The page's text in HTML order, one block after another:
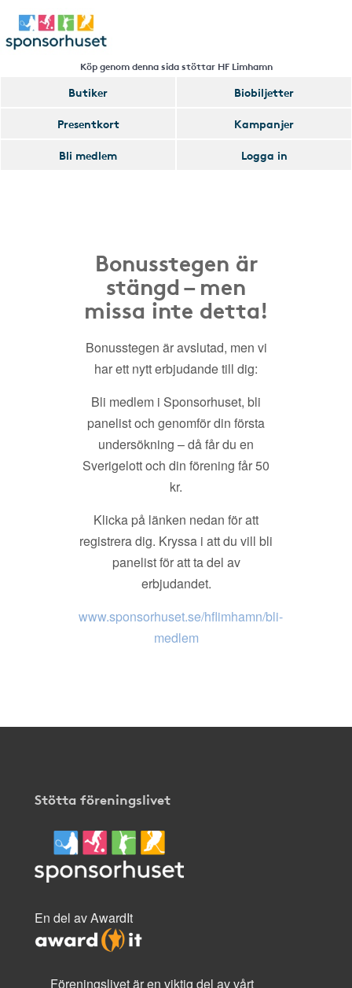
Köp genom denna sida stöttar HF Limhamn
Butiker
Biobiljetter
Presentkort
Kampanjer
Bli medlem
Logga in
Bonusstegen är
stängd – men
missa inte detta!
Bonusstegen är avslutad, men vi
har ett nytt erbjudande till dig:
Bli medlem i Sponsorhuset, bli
panelist och genomför din första
undersökning – då får du en
Sverigelott och din förening får 50
kr.
Klicka på länken nedan för att
registrera dig. Kryssa i att du vill bli
panelist för att ta del av
erbjudandet.
www.sponsorhuset.se/hflimhamn/bli-
medlem
Stötta föreningslivet
En del av AwardIt
Föreningslivet är en viktig del av vårt